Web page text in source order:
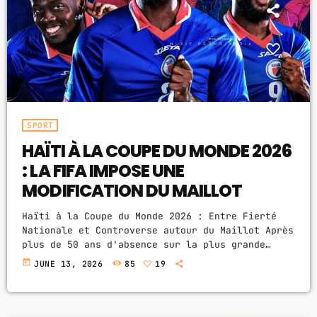
ABOUT US
MUSIC NEWS
SCHEDULE
TOP 10
STUDIO
PROMOTE
CONTACTS
FR
UPCOMING SHOWS
SPORT
HAÏTI À LA COUPE DU MONDE 2026
: LA FIFA IMPOSE UNE
MODIFICATION DU MAILLOT
Haïti à la Coupe du Monde 2026 : Entre Fierté
Nationale et Controverse autour du Maillot Après
plus de 50 ans d'absence sur la plus grande
scène du football mondial, la sélection
today JUNE 13, 2026 85 19